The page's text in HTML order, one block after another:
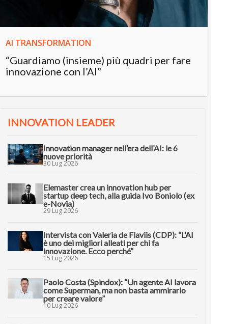
AI TRANSFORMATION
“Guardiamo (insieme) più quadri per fare
innovazione con l’AI”
INNOVATION LEADER
Innovation manager nell’era dell’AI: le 6
nuove priorità
30 Lug 2026
Elemaster crea un innovation hub per
startup deep tech, alla guida Ivo Boniolo (ex
e-Novia)
29 Lug 2026
Intervista con Valeria de Flaviis (CDP): “L’AI
è uno dei migliori alleati per chi fa
innovazione. Ecco perché”
15 Lug 2026
Paolo Costa (Spindox): “Un agente AI lavora
come Superman, ma non basta ammirarlo
per creare valore”
10 Lug 2026